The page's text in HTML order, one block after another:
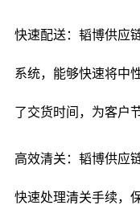
快速配送：韬博供应
系统，能够快速将中
了交货时间，为客户
高效清关：韬博供应
快速处理清关手续，